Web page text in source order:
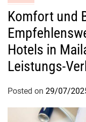
Komfort und
Hotels in
Leistungs-
Posted on 29/07/